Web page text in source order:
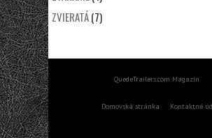
ZVIERATÁ(7)
QuedeTrailers.com Magazín
Domovská stránka Kontaktné